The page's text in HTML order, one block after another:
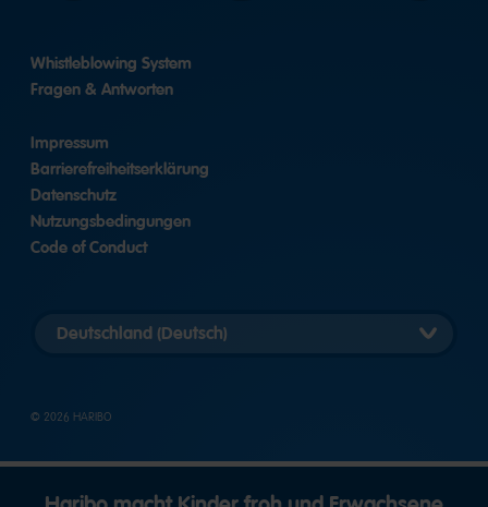
Whistleblowing System
Fragen & Antworten
Impressum
Barrierefreiheitserklärung
Datenschutz
Nutzungsbedingungen
Code of Conduct
Länderversion
auswählen
© 2026 HARIBO